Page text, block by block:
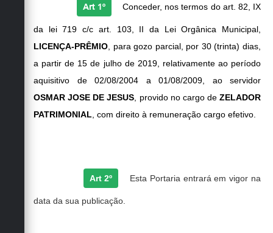
Art 1º Conceder, nos termos do art. 82, IX
da lei 719 c/c art. 103, II da Lei Orgânica Municipal,
LICENÇA-PRÊMIO , para gozo parcial, por 30 (trinta) dias,
a partir de 15 de julho de 2019, relativamente ao período
aquisitivo de 02/08/2004 a 01/08/2009, ao servidor
OSMAR JOSE DE JESUS , provido no cargo de ZELADOR
PATRIMONIAL , com direito à remuneração cargo efetivo.
Art 2º Esta Portaria entrará em vigor na
data da sua publicação.